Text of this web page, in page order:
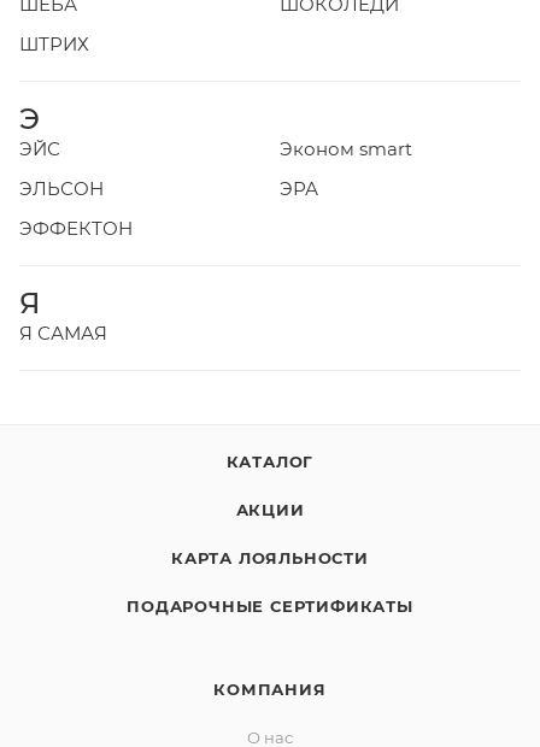
ШТРИХ
Э
ЭЙС
Эконом smart
ЭЛЬСОН
ЭРА
ЭФФЕКТОН
Я
Я САМАЯ
КАТАЛОГ
АКЦИИ
КАРТА ЛОЯЛЬНОСТИ
ПОДАРОЧНЫЕ СЕРТИФИКАТЫ
КОМПАНИЯ
О нас